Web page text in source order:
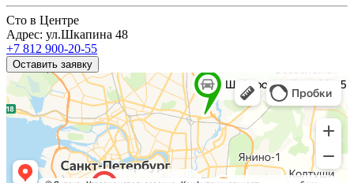
Сто в Центре
Адрес: ул.Шкапина 48
+7 812 900-20-55
Оставить заявку